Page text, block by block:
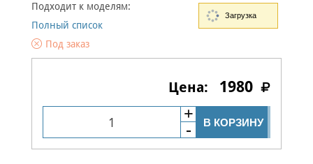
Подходит к моделям:
Полный список
Под заказ
1980
В КОРЗИНУ
Загрузка